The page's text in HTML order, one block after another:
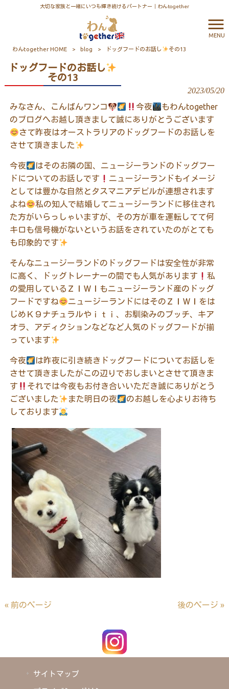
大切な家族と一緒にいつも輝き続けるパートナー｜わんtogether
MENU
わんtogether HOME > blog > ドッグフードのお話し その13
ドッグフードのお話し
その13
2023/05/20
みなさん、こんばんワンコ 今夜 もわんtogether
のブログへお越し頂きまして誠にありがとうございます
さて昨夜はオーストラリアのドッグフードのお話しを
させて頂きました
今夜
はそのお隣の国、ニュージーランドのドッグフー
ドについてのお話しです
ニュージーランドもイメージ
としては豊かな自然とタスマニアデビルが連想されます
よね
私の知人で結婚してニュージーランドに移住され
た方がいらっしゃいますが、その方が車を運転してて何
キロも信号機がないというお話をされていたのがとても
も印象的です
そんなニュージーランドのドッグフードは安全性が非常
に高く、ドッグトレーナーの間でも人気があります
私
の愛用しているＺＩＷＩもニュージーランド産のドッグ
フードですね
ニュージーランドにはそのＺＩＷＩをは
じめＫ９ナチュラルやｉｔｉ、お馴染みのブッチ、キア
オラ、アディクションなどなど人気のドッグフードが揃
っています
今夜
は昨夜に引き続きドッグフードについてお話しを
させて頂きましたがこの辺りでおしまいとさせて頂きま
す
それでは今夜もお付き合いいただき誠にありがとう
ございました
また明日の夜
のお越しを心よりお待ち
しております
« 前のページ 後のページ »
サイトマップ